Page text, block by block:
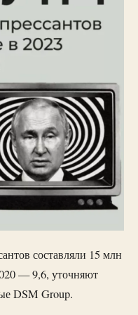
составляли 15 млн
— 9,6, уточняют
DSM Group.